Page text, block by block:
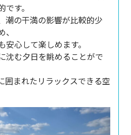
す。
潮の干満の影響が比較的少
心して楽しめます。
沈む夕日を眺めることがで
囲まれたリラックスできる空